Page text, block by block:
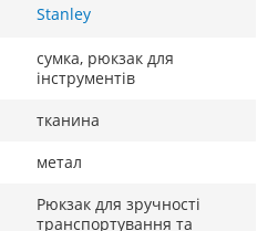
Stanley
сумка, рюкзак для
інструментів
тканина
метал
Рюкзак для зручності
транспортування та